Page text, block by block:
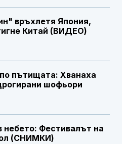
връхлетя Япония,
Китай (ВИДЕО)
пътищата: Хванаха
шофьори
Фестивалът на
(СНИМКИ)